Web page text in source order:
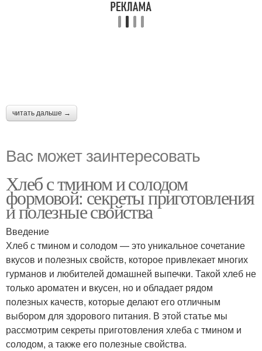
читать дальше →
Вас может заинтересовать
Хлеб с тмином и солодом
формовой: секреты приготовления
и полезные свойства
Введение
Хлеб с тмином и солодом — это уникальное сочетание
вкусов и полезных свойств, которое привлекает многих
гурманов и любителей домашней выпечки. Такой хлеб не
только ароматен и вкусен, но и обладает рядом
полезных качеств, которые делают его отличным
выбором для здорового питания. В этой статье мы
рассмотрим секреты приготовления хлеба с тмином и
солодом, а также его полезные свойства.